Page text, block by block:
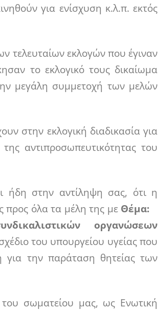
για ενίσχυση κ.λ.π. εκτός
τελευταίων εκλογών που έγιναν
το εκλογικό τους δικαίωμα
μεγάλη συμμετοχή των μελών
στην εκλογική διαδικασία για
αντιπροσωπευτικότητας του
ήδη στην αντίληψη σας, ότι η
προς όλα τα μέλη της με Θέμα:
οργανώσεων
του υπουργείου υγείας που
για την παράταση θητείας των
του σωματείου μας, ως Ενωτική